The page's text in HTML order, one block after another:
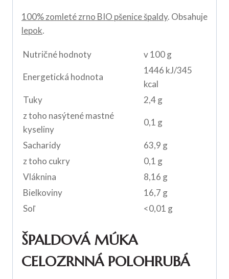
100% zomleté zrno BIO pšenice špaldy. Obsahuje
lepok.
Nutričné hodnoty v 100 g
Energetická hodnota
1446 kJ/345
kcal
Tuky
2,4 g
z toho nasýtené mastné
kyseliny
0,1 g
Sacharidy
63,9 g
z toho cukry
0,1 g
Vláknina
8,16 g
Bielkoviny
16,7 g
Soľ
<0,01 g
ŠPALDOVÁ MÚKA
CELOZRNNÁ POLOHRUBÁ